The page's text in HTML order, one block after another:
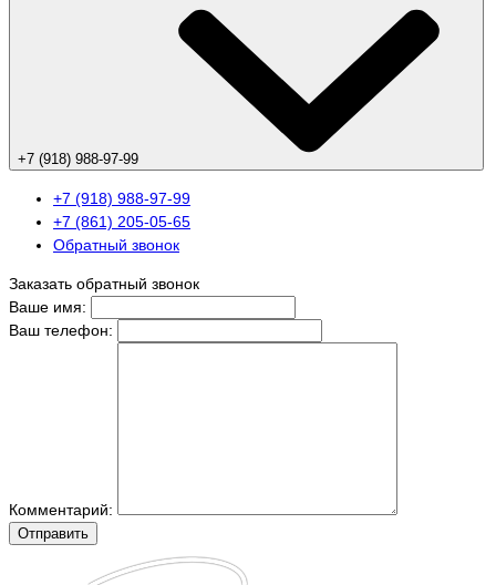
+7 (918) 988-97-99
+7 (918) 988-97-99
+7 (861) 205-05-65
Обратный звонок
Заказать обратный звонок
Ваше имя:
Ваш телефон:
Комментарий:
Отправить